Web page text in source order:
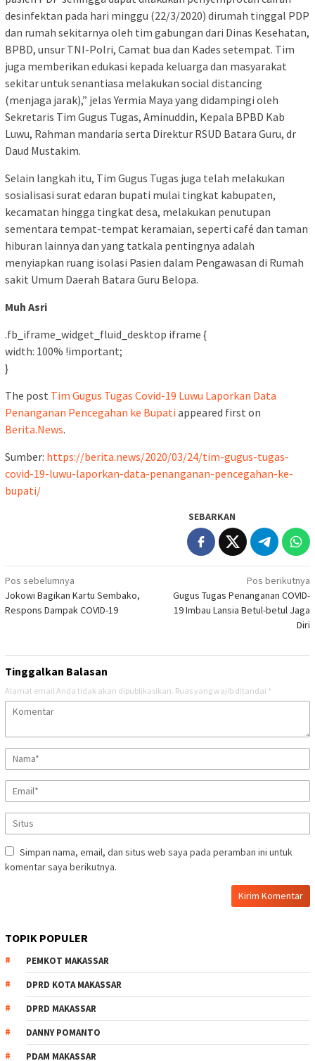
desinfektan pada hari minggu (22/3/2020) dirumah tinggal PDP
dan rumah sekitarnya oleh tim gabungan dari Dinas Kesehatan,
BPBD, unsur TNI-Polri, Camat bua dan Kades setempat. Tim
juga memberikan edukasi kepada keluarga dan masyarakat
sekitar untuk senantiasa melakukan social distancing
(menjaga jarak),” jelas Yermia Maya yang didampingi oleh
Sekretaris Tim Gugus Tugas, Aminuddin, Kepala BPBD Kab
Luwu, Rahman mandaria serta Direktur RSUD Batara Guru, dr
Daud Mustakim.
Selain langkah itu, Tim Gugus Tugas juga telah melakukan
sosialisasi surat edaran bupati mulai tingkat kabupaten,
kecamatan hingga tingkat desa, melakukan penutupan
sementara tempat-tempat keramaian, seperti café dan taman
hiburan lainnya dan yang tatkala pentingnya adalah
menyiapkan ruang isolasi Pasien dalam Pengawasan di Rumah
sakit Umum Daerah Batara Guru Belopa.
Muh Asri
.fb_iframe_widget_fluid_desktop iframe {
width: 100% !important;
}
The post Tim Gugus Tugas Covid-19 Luwu Laporkan Data
Penanganan Pencegahan ke Bupati appeared first on
Berita.News.
Sumber: https://berita.news/2020/03/24/tim-gugus-tugas-
covid-19-luwu-laporkan-data-penanganan-pencegahan-ke-
bupati/
SEBARKAN
Navigasi
pos
Pos sebelumnya
Jokowi Bagikan Kartu Sembako,
Respons Dampak COVID-19
Pos berikutnya
Gugus Tugas Penanganan COVID-
19 Imbau Lansia Betul-betul Jaga
Diri
Tinggalkan Balasan
Alamat email Anda tidak akan dipublikasikan. Ruas yang wajib ditandai *
Simpan nama, email, dan situs web saya pada peramban ini untuk
komentar saya berikutnya.
TOPIK POPULER
PEMKOT MAKASSAR
DPRD KOTA MAKASSAR
DPRD MAKASSAR
DANNY POMANTO
PDAM MAKASSAR